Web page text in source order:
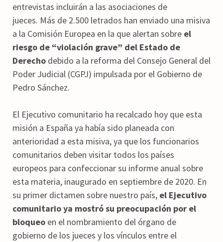
entrevistas incluirán a las asociaciones de
jueces. Más de 2.500 letrados han enviado una misiva
a la Comisión Europea en la que alertan sobre el
riesgo de “violación grave” del Estado de
Derecho debido a la reforma del Consejo General del
Poder Judicial (CGPJ) impulsada por el Gobierno de
Pedro Sánchez.
El Ejecutivo comunitario ha recalcado hoy que esta
misión a España ya había sido planeada con
anterioridad a esta misiva, ya que los funcionarios
comunitarios deben visitar todos los países
europeos para confeccionar su informe anual sobre
esta materia, inaugurado en septiembre de 2020. En
su primer dictamen sobre nuestro país, el Ejecutivo
comunitario ya mostró su preocupación por el
bloqueo en el nombramiento del órgano de
gobierno de los jueces y los vínculos entre el